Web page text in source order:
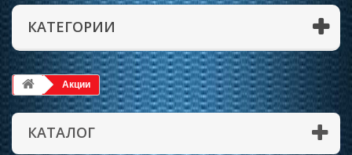
КАТЕГОРИИ
Акции
КАТАЛОГ